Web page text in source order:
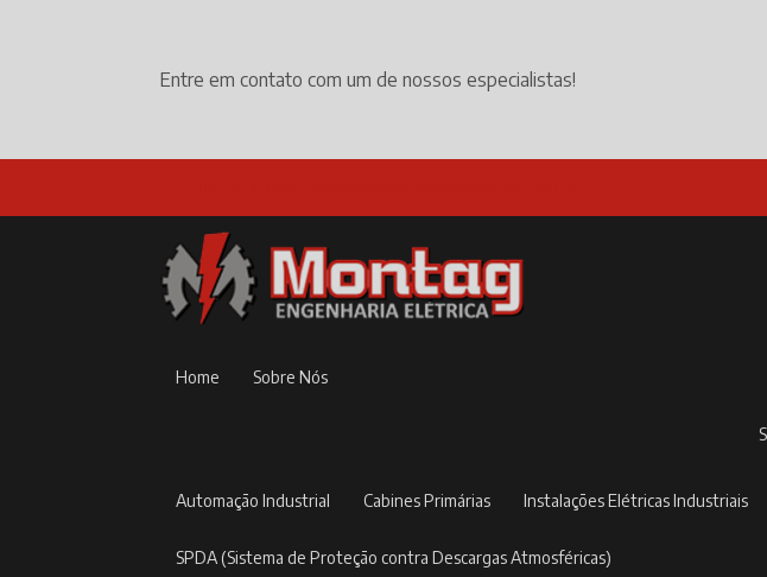
Entre em contato com um de nossos especialistas!
Home Sobre Nós
Automação Industrial Cabines Primárias Instalações Elétricas Industriais
SPDA (Sistema de Proteção contra Descargas Atmosféricas)